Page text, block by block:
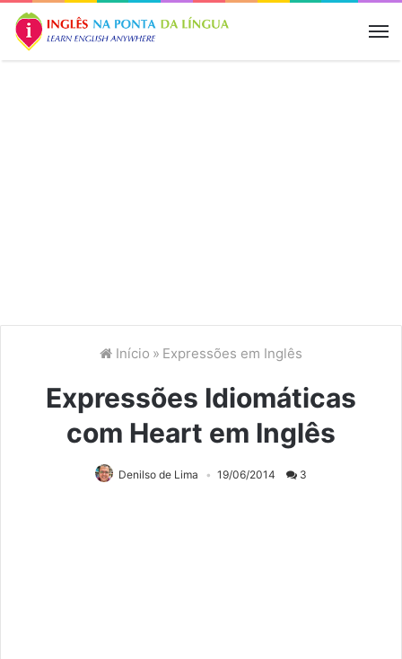
Início » Expressões em Inglês
Expressões Idiomáticas
com Heart em Inglês
Denilso de Lima 19/06/2014 3